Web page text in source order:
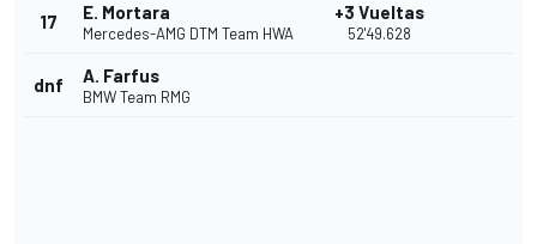
17 E. Mortara
Mercedes-AMG DTM Team HWA
+3 Vueltas
52'49.628
dnf A. Farfus
BMW Team RMG